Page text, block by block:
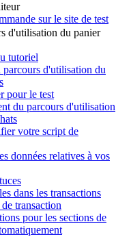
sur le site de test
d'utilisation du panier
tutoriel
parcours d'utilisation du
pour le test
du parcours d'utilisation
votre script de
données relatives à vos
dans les transactions
transaction
pour les sections de